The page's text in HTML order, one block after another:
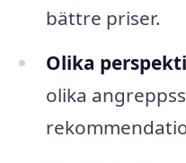
bättre priser.
Olika
olika